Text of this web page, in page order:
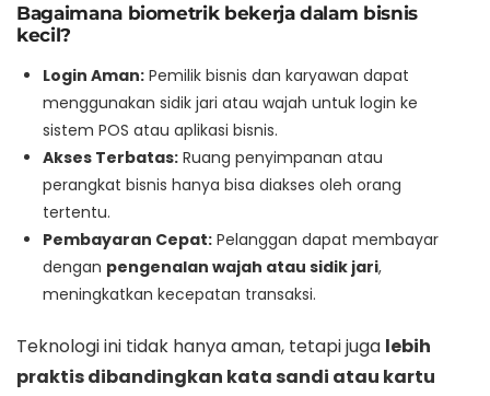
Bagaimana biometrik bekerja dalam bisnis
kecil?
Login Aman: Pemilik bisnis dan karyawan dapat
menggunakan sidik jari atau wajah untuk login ke
sistem POS atau aplikasi bisnis.
Akses Terbatas: Ruang penyimpanan atau
perangkat bisnis hanya bisa diakses oleh orang
tertentu.
Pembayaran Cepat: Pelanggan dapat membayar
dengan pengenalan wajah atau sidik jari,
meningkatkan kecepatan transaksi.
Teknologi ini tidak hanya aman, tetapi juga lebih
praktis dibandingkan kata sandi atau kartu